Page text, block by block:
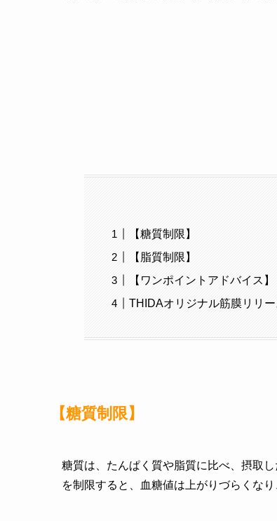
【糖質制限】
【脂質制限】
【ワンポイントアドバイス】
THIDAオリジナル筋膜リリ
【糖質制限】
糖質は、たんぱく質や脂質に比べ、摂取
を制限すると、血糖値は上がりづらくな